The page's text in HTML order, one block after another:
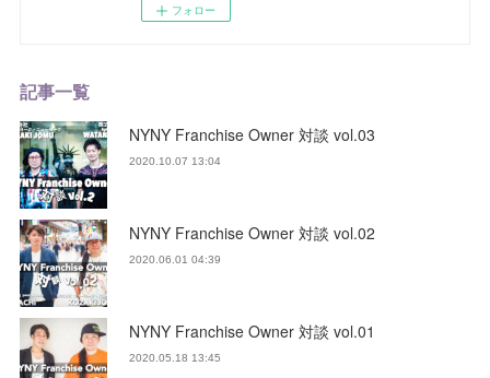
フォロー
記事一覧
NYNY Franchise Owner 対談 vol.03
2020.10.07 13:04
NYNY Franchise Owner 対談 vol.02
2020.06.01 04:39
NYNY Franchise Owner 対談 vol.01
2020.05.18 13:45